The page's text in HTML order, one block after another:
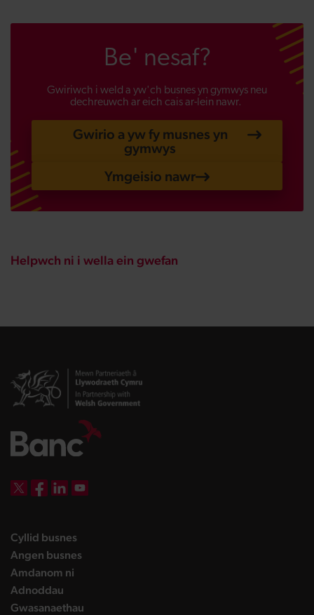
Be' nesaf?
Gwiriwch i weld a yw'ch busnes yn gymwys neu
dechreuwch ar eich cais ar-lein nawr.
Gwirio a yw fy musnes yn
gymwys
Ymgeisio nawr
Helpwch ni i wella ein gwefan
Cyllid busneslanding page
Angen busneslanding page
Amdanom ni
Adnoddau
Gwasanaethau